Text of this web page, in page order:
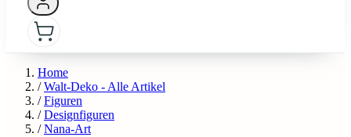
Home
/ Walt-Deko - Alle Artikel
/ Figuren
/ Designfiguren
/ Nana-Art